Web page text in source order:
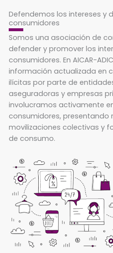
Defendemos los intereses y
consumidores
Somos una asociación de
defender y promover los
consumidores. En AICAR-
información actualizada en
ilícitas por parte de
aseguradoras y empresas
involucramos activamente
consumidores, presentando
movilizaciones colectivas y
de consumo.